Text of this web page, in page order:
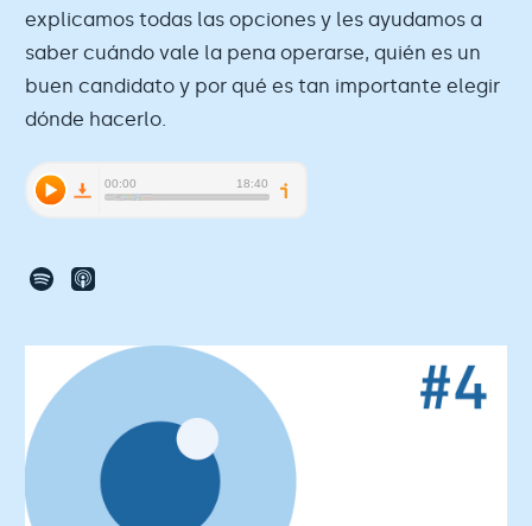
explicamos todas las opciones y les ayudamos a
saber cuándo vale la pena operarse, quién es un
buen candidato y por qué es tan importante elegir
dónde hacerlo.